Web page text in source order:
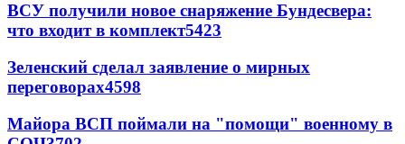
ВСУ получили новое снаряжение Бундесвера:
что входит в комплект5423
Зеленский сделал заявление о мирных
переговорах4598
Майора ВСП поймали на "помощи" военному в